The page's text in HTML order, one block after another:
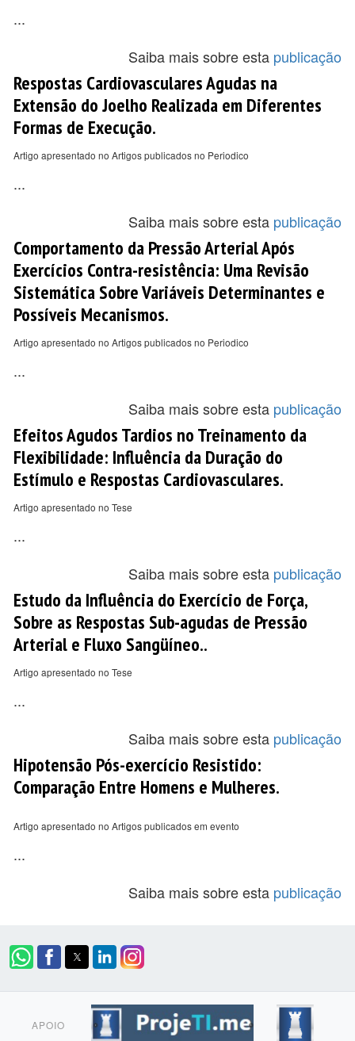
...
Saiba mais sobre esta publicação
Respostas Cardiovasculares Agudas na
Extensão do Joelho Realizada em Diferentes
Formas de Execução.
Artigo apresentado no Artigos publicados no Periodico
...
Saiba mais sobre esta publicação
Comportamento da Pressão Arterial Após
Exercícios Contra-resistência: Uma Revisão
Sistemática Sobre Variáveis Determinantes e
Possíveis Mecanismos.
Artigo apresentado no Artigos publicados no Periodico
...
Saiba mais sobre esta publicação
Efeitos Agudos Tardios no Treinamento da
Flexibilidade: Influência da Duração do
Estímulo e Respostas Cardiovasculares.
Artigo apresentado no Tese
...
Saiba mais sobre esta publicação
Estudo da Influência do Exercício de Força,
Sobre as Respostas Sub-agudas de Pressão
Arterial e Fluxo Sangüíneo..
Artigo apresentado no Tese
...
Saiba mais sobre esta publicação
Hipotensão Pós-exercício Resistido:
Comparação Entre Homens e Mulheres.
Artigo apresentado no Artigos publicados em evento
...
Saiba mais sobre esta publicação
APOIO